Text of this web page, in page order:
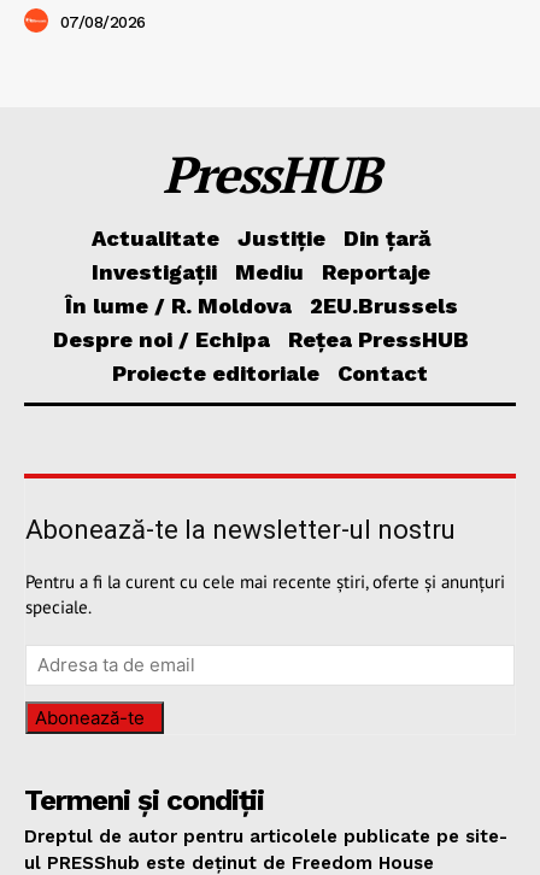
07/08/2026
PressHUB
Actualitate Justiție
Din țară
Investigații
Mediu
Reportaje
În lume / R. Moldova
2EU.Brussels
Despre noi / Echipa
Rețea PressHUB
Proiecte editoriale
Contact
Abonează-te la newsletter-ul nostru
Pentru a fi la curent cu cele mai recente știri, oferte și anunțuri
speciale.
Abonează-te
Termeni și condiții
Dreptul de autor pentru articolele publicate pe site-
ul PRESShub este deținut de Freedom House